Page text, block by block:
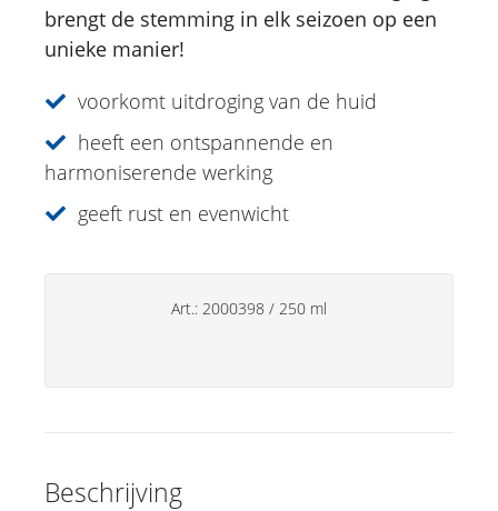
Just for Men
Aromatherapie
Sun Care
Specialiteiten
brengt de stemming in elk seizoen op een
unieke manier!
voorkomt uitdroging van de huid
heeft een ontspannende en
harmoniserende werking
geeft rust en evenwicht
Art.: 2000398 / 250 ml
Beschrijving